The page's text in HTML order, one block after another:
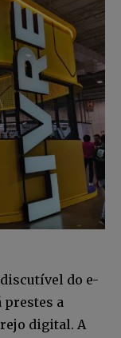
do e-
prestes a
digital. A